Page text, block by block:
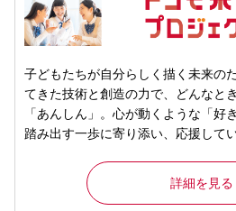
子どもたちが自分らしく描く未来の
てきた技術と創造の力で、どんなと
「あんしん」。心が動くような「好
踏み出す一歩に寄り添い、応援して
詳細を見る